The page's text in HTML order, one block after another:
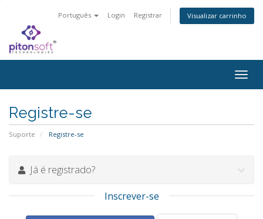
Português Login Registrar Visualizar carrinho
Registre-se
Suporte Registre-se
Já é registrado?
Inscrever-se